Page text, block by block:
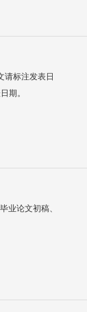
请标注发表日
期。
业论文初稿、